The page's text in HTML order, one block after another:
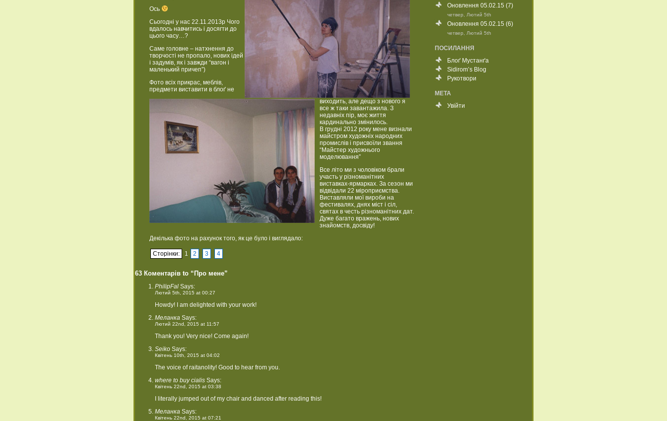
Ось
Сьогодні у нас 22.11.2013р Чого
вдалось навчитись і досягти до
цього часу…?
Саме головне – натхнення до
творчості не пропало, нових ідей
і задумів, як і завжди “вагон і
маленький причеп”)
Фото всіх прикрас, меблів,
предмети виставити в блоґ не
виходить, але дещо з нового я
все ж таки завантажила. З
недавніх пір, моє життя
кардинально змінилось.
В грудні 2012 року мене визнали
майстром художніх народних
промислів і присвоїли звання
“Майстер художнього
моделювання”
Все літо ми з чоловіком брали
участь у різноманітних
виставках-ярмарках. За сезон ми
відвідали 22 міроприємства.
Виставляли мої вироби на
фестивалях, днях міст і сіл,
святах в честь різноманітних дат.
Дуже багато вражень, нових
знайомств, досвіду!
Декілька фото на рахунок того, як це було і виглядало:
Сторінки: 1 2 3 4
63 Коментарів to “Про мене”
PhilipFal Says:
Лютий 5th, 2015 at 00:27
Howdy! I am delighted with your work!
Меланка Says:
Лютий 22nd, 2015 at 11:57
Thank you! Very nice! Come again!
Seiko Says:
Квітень 10th, 2015 at 04:02
The voice of raitanolity! Good to hear from you.
where to buy cialis Says:
Квітень 22nd, 2015 at 03:38
I literally jumped out of my chair and danced after reading this!
Меланка Says:
Квітень 22nd, 2015 at 07:21
Оновлення 05.02.15 (7)
четвер, Лютий 5th
Оновлення 05.02.15 (6)
четвер, Лютий 5th
ПОСИЛАННЯ
Блоґ Мустанґа
Sidirom’s Blog
Рукотвори
МЕТА
Увійти